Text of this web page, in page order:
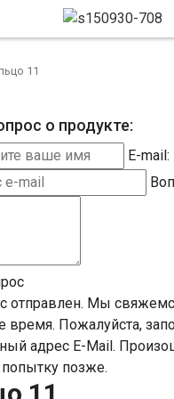
11
о продукте:
E-mail:
отправлен. Мы
время. Пожалуйста,
адрес E-Mail.
позже.